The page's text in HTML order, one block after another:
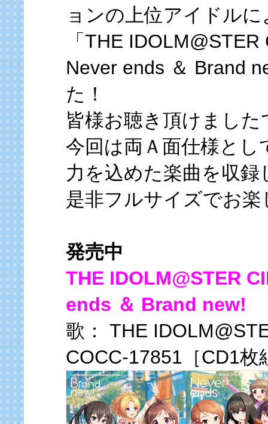
ョンの上位アイドル
「THE
Never ends ＆ Brand
た！
皆様お聴き頂けまし
今回は両Ａ面仕様と
力を込めた楽曲を収
是非フルサイズでお
発売中
THE IDOLM@STER
ends ＆ Brand new!
歌： THE
COCC-17851［CD1